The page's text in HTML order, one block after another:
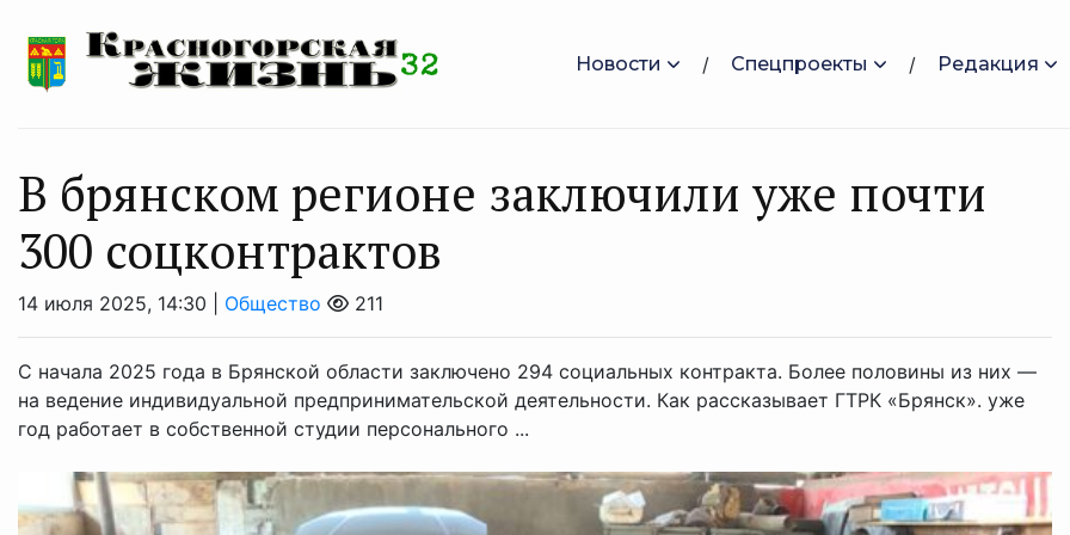
Новости Спецпроекты Редакция
В брянском регионе заключили уже почти
300 соцконтрактов
14 июля 2025, 14:30 | Общество 211
С начала 2025 года в Брянской области заключено 294 социальных контракта. Более половины из них —
на ведение индивидуальной предпринимательской деятельности. Как рассказывает ГТРК «Брянск». уже
год работает в собственной студии персонального ...